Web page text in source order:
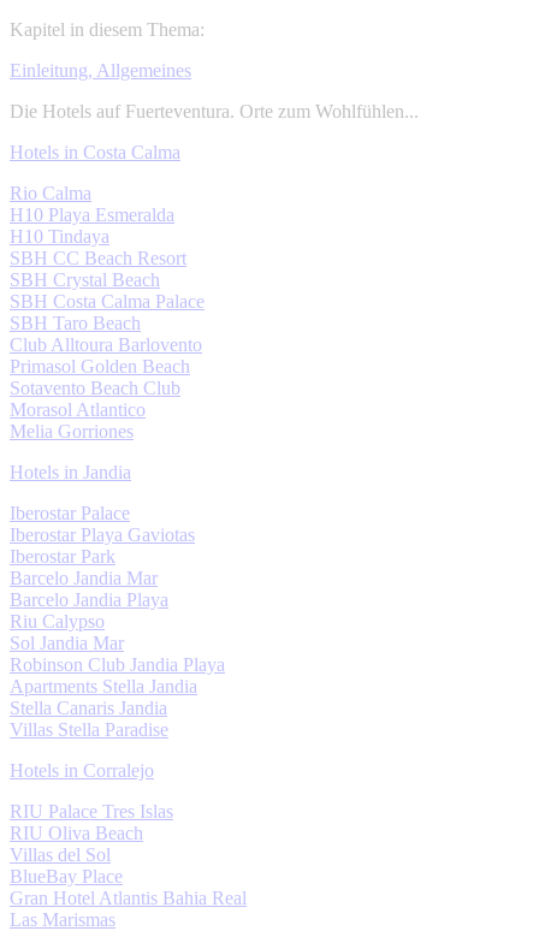
Kapitel in diesem Thema:
Einleitung, Allgemeines
Die Hotels auf Fuerteventura. Orte zum Wohlfühlen...
Hotels in Costa Calma
Rio Calma
H10 Playa Esmeralda
H10 Tindaya
SBH CC Beach Resort
SBH Crystal Beach
SBH Costa Calma Palace
SBH Taro Beach
Club Alltoura Barlovento
Primasol Golden Beach
Sotavento Beach Club
Morasol Atlantico
Melia Gorriones
Hotels in Jandia
Iberostar Palace
Iberostar Playa Gaviotas
Iberostar Park
Barcelo Jandia Mar
Barcelo Jandia Playa
Riu Calypso
Sol Jandia Mar
Robinson Club Jandia Playa
Apartments Stella Jandia
Stella Canaris Jandia
Villas Stella Paradise
Hotels in Corralejo
RIU Palace Tres Islas
RIU Oliva Beach
Villas del Sol
BlueBay Place
Gran Hotel Atlantis Bahia Real
Las Marismas